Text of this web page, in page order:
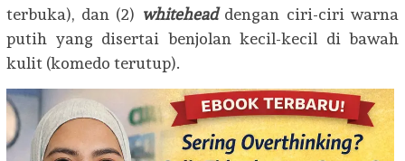
terbuka), dan (2) whiteheaddengan ciri-ciri warna
putih yang disertai benjolan kecil-kecil di bawah
kulit (komedo terutup).